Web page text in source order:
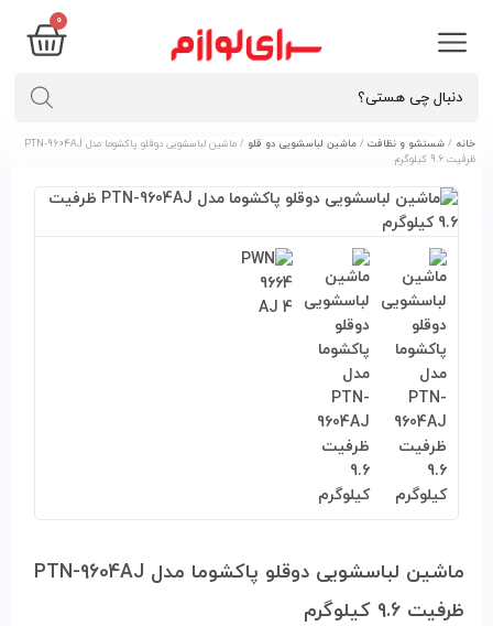
۰
خانه / شستشو و نظافت/ ماشین لباسشویی دو قلو
/ ماشین لباسشویی دوقلو پاکشوما مدل PTN-9604AJ
ظرفیت 9.6 کیلوگرم
ماشین لباسشویی دوقلو پاکشوما مدل PTN-9604AJ
ظرفیت 9.6 کیلوگرم